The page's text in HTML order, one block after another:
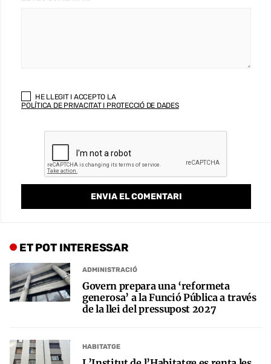
HE LLEGIT I ACCEPTO LA
POLÍTICA DE PRIVACITAT I PROTECCIÓ DE DADES
ET POT INTERESSAR
ADMINISTRACIÓ
Govern prepara una ‘reformeta
generosa’ a la Funció Pública a través
de la llei del pressupost 2027
HABITATGE